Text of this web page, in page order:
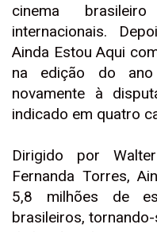
cinema
internacionais.
Ainda Estou Aqui
na edição do
novamente à
indicado em quatro
Dirigido por
Fernanda Torres,
5,8 milhões de
brasileiros,